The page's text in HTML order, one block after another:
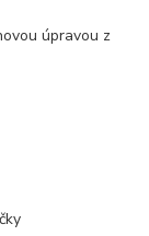
úpravou z